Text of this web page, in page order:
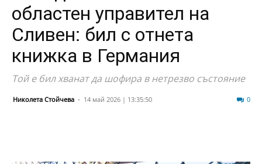
областен управител на
Сливен: бил с отнета
книжка в Германия
Той е бил хванат да шофира в нетрезво състояние
Николета Стойчева - 14 май 2026 | 13:35:50 0